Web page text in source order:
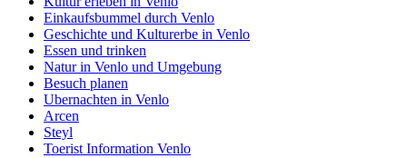
Einkaufsbummel durch Venlo
Geschichte und Kulturerbe in Venlo
Essen und trinken
Natur in Venlo und Umgebung
Besuch planen
Ubernachten in Venlo
Arcen
Steyl
Toerist Information Venlo